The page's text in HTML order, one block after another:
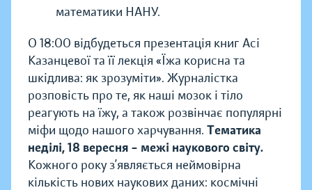
математики НАНУ.
О 18:00 відбудеться презентація книг Асі
Казанцевої та її лекція «Їжа корисна та
шкідлива: як зрозуміти». Журналістка
розповість про те, як наші мозок і тіло
реагують на їжу, а також розвінчає популярні
міфи щодо нашого харчування. Тематика
неділі, 18 вересня – межі наукового світу.
Кожного року з’являється неймовірна
кількість нових наукових даних: космічні